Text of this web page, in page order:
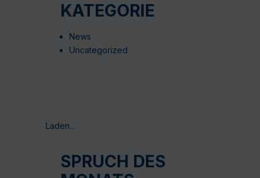
KATEGORIE
News
Uncategorized
Laden...
SPRUCH DES